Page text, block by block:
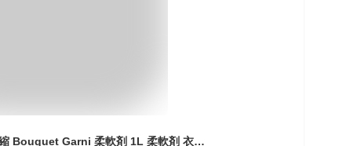
柔軟剤 衣類用 超高濃縮 Bouquet Garni 柔軟剤 1L 柔軟剤 衣類用 超高濃縮 低刺激 家族で使える IFRA基準適合香料 縦型 ドラム式 香り長持ち ブーケガルニ ベビーパウダー イランイラン ダマスクローズ[2608SX]